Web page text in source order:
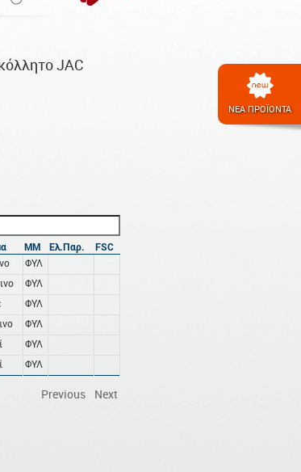
ΝΕΑ ΠΡΟΪΟΝΤΑ
JAC
ΜΜ Ελ.Παρ.
FSC
ΦΥΛ
ΦΥΛ
ΦΥΛ
ΦΥΛ
ΦΥΛ
ΦΥΛ
Previous Next